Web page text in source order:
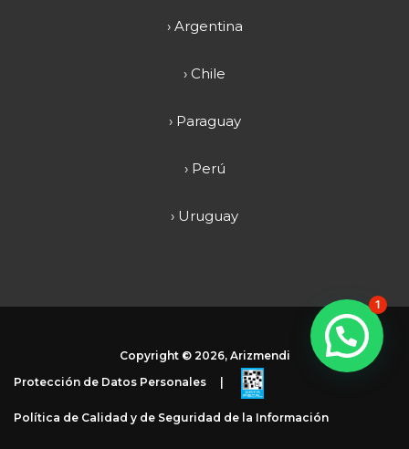
› Argentina
› Chile
› Paraguay
› Perú
› Uruguay
Copyright © 2026, Arizmendi
Protección de Datos Personales
Política de Calidad y de Seguridad de la Información
1